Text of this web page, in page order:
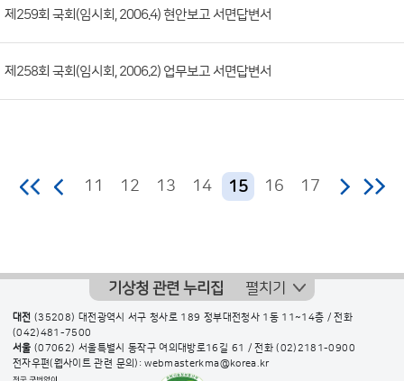
조
회
수)
제259회 국회(임시회, 2006.4) 현안보고 서면답변서
제258회 국회(임시회, 2006.2) 업무보고 서면답변서
11 12 13 14 15 16 17
기상청 관련 누리집 펼치기
대전 (35208) 대전광역시 서구 청사로 189 정부대전청사 1동 11~14층 / 전화
(042)481-7500
서울 (07062) 서울특별시 동작구 여의대방로16길 61 / 전화(02)2181-0900
전자우편(웹사이트 관련 문의): webmasterkma@korea.kr